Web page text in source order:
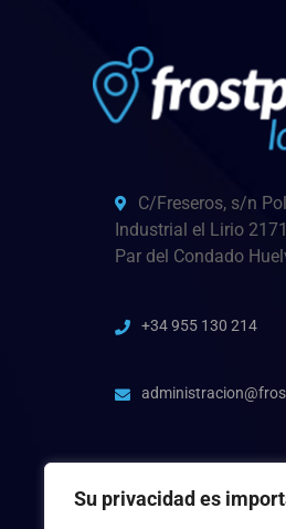
Su privacidad es
C/Freseros, s/n
Industrial el Lirio
Par del Condado
+34 955 130 214